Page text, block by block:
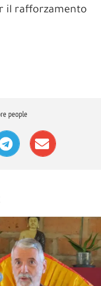
il rafforzamento
people